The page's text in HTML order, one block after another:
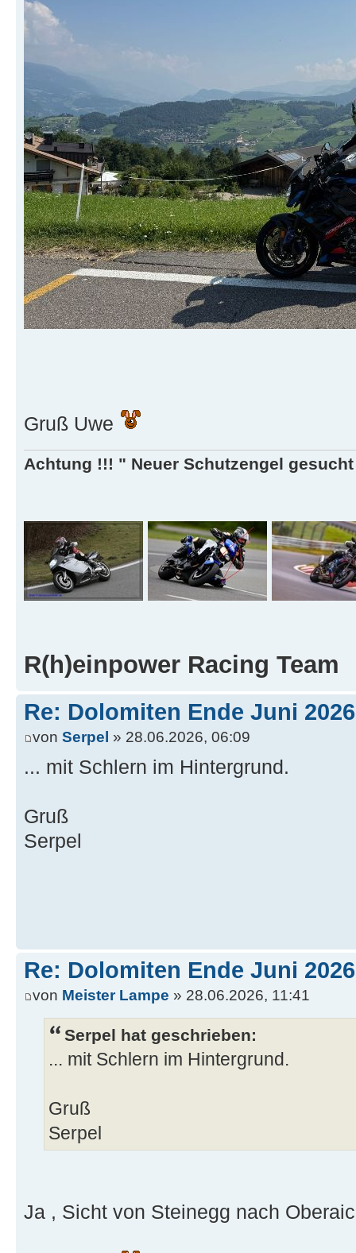
Gruß Uwe
Achtung !!! " Neuer Schutzengel
R(h)einpower Racing Team
Re: Dolomiten Ende Juni 2026
von Serpel » 28.06.2026, 06:09
... mit Schlern im Hintergrund.
Gruß
Serpel
Re: Dolomiten Ende Juni 2026
von Meister Lampe » 28.06.2026, 11:41
Serpel hat geschrieben:
... mit Schlern im Hintergrund.
Gruß
Serpel
Ja , Sicht von Steinegg nach